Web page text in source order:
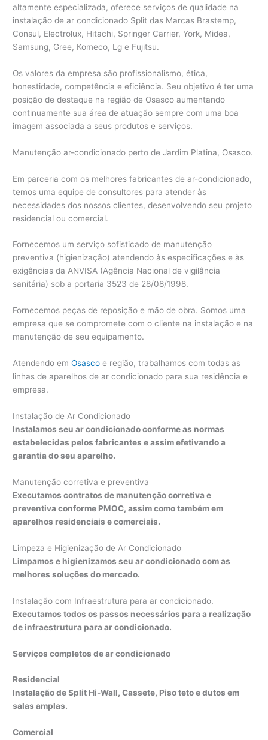
altamente especializada, oferece serviços de qualidade na
instalação de ar condicionado Split das Marcas Brastemp,
Consul, Electrolux, Hitachi, Springer Carrier, York, Midea,
Samsung, Gree, Komeco, Lg e Fujitsu.
Os valores da empresa são profissionalismo, ética,
honestidade, competência e eficiência. Seu objetivo é ter uma
posição de destaque na região de Osasco aumentando
continuamente sua área de atuação sempre com uma boa
imagem associada a seus produtos e serviços.
Manutenção ar-condicionado perto de Jardim Platina, Osasco.
Em parceria com os melhores fabricantes de ar-condicionado,
temos uma equipe de consultores para atender às
necessidades dos nossos clientes, desenvolvendo seu projeto
residencial ou comercial.
Fornecemos um serviço sofisticado de manutenção
preventiva (higienização) atendendo às especificações e às
exigências da ANVISA (Agência Nacional de vigilância
sanitária) sob a portaria 3523 de 28/08/1998.
Fornecemos peças de reposição e mão de obra. Somos uma
empresa que se compromete com o cliente na instalação e na
manutenção de seu equipamento.
Atendendo emOsasco e região, trabalhamos com todas as
linhas de aparelhos de ar condicionado para sua residência e
empresa.
Instalação de Ar Condicionado
Instalamos seu ar condicionado conforme as normas
estabelecidas pelos fabricantes e assim efetivando a
garantia do seu aparelho.
Manutenção corretiva e preventiva
Executamos contratos de manutenção corretiva e
preventiva conforme PMOC, assim como também em
aparelhos residenciais e comerciais.
Limpeza e Higienização de Ar Condicionado
Limpamos e higienizamos seu ar condicionado com as
melhores soluções do mercado.
Instalação com Infraestrutura para ar condicionado.
Executamos todos os passos necessários para a realização
de infraestrutura para ar condicionado.
Serviços completos de ar condicionado
Residencial
Instalação de Split Hi-Wall, Cassete, Piso teto e dutos em
salas amplas.
Comercial